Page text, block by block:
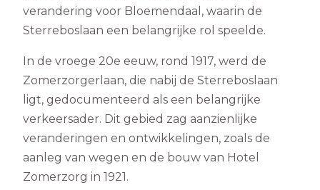
verandering voor Bloemendaal, waarin de
Sterreboslaan een belangrijke rol speelde.
In de vroege 20e eeuw, rond 1917, werd de
Zomerzorgerlaan, die nabij de Sterreboslaan
ligt, gedocumenteerd als een belangrijke
verkeersader. Dit gebied zag aanzienlijke
veranderingen en ontwikkelingen, zoals de
aanleg van wegen en de bouw van Hotel
Zomerzorg in 1921.